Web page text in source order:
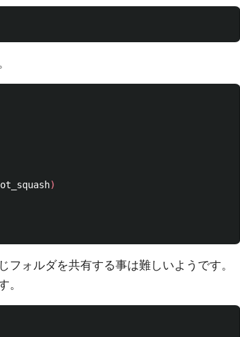
)
ォルダを共有する事は難しいようです。
。